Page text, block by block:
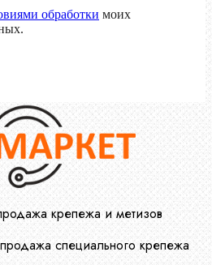
обработки моих
крепежа и метизов
специального крепежа